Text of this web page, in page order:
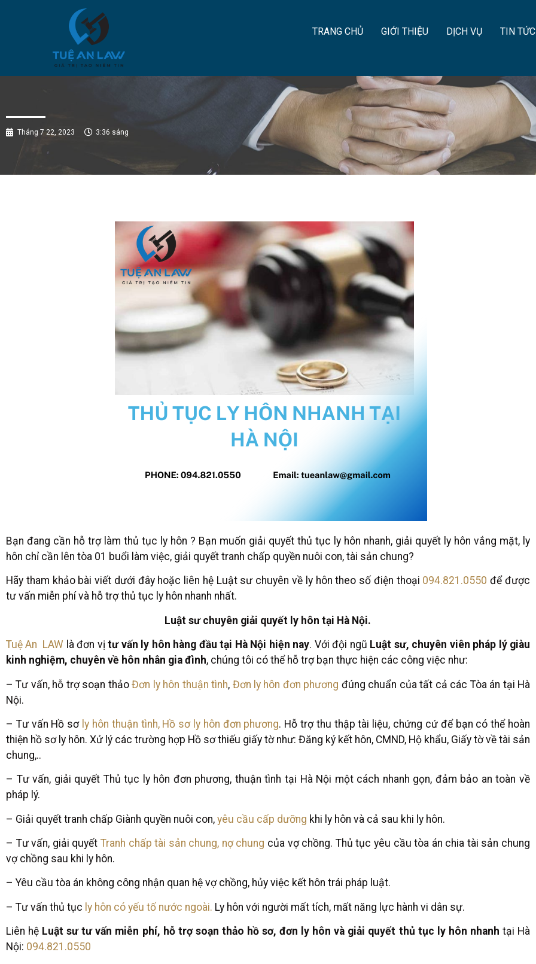
TRANG CHỦ GIỚI THIỆU DỊCH VỤ TIN TỨC
Tháng 7 22, 2023 3:36 sáng
Bạn đang cần hỗ trợ làm thủ tục ly hôn ? Bạn muốn giải quyết thủ tục ly hôn nhanh, giải quyết ly hôn vắng mặt, ly
hôn chỉ cần lên tòa 01 buổi làm việc, giải quyết tranh chấp quyền nuôi con, tài sản chung?
Hãy tham khảo bài viết dưới đây hoặc liên hệ Luật sư chuyên về ly hôn theo số điện thoại 094.821.0550 để được
tư vấn miễn phí và hỗ trợ thủ tục ly hôn nhanh nhất.
Luật sư chuyên giải quyết ly hôn tại Hà Nội.
Tuệ An LAW là đơn vịtư vấn ly hôn hàng đầu tại Hà Nội hiện nay. Với đội ngũ Luật sư, chuyên viên pháp lý giàu
kinh nghiệm, chuyên về hôn nhân gia đình, chúng tôi có thể hỗ trợ bạn thực hiện các công việc như:
– Tư vấn, hỗ trợ soạn thảoĐơn ly hôn thuận tình, Đơn ly hôn đơn phương đúng chuẩn của tất cả các Tòa án tại Hà
Nội.
– Tư vấn Hồ sơly hôn thuận tình,Hồ sơ ly hôn đơn phương. Hỗ trợ thu thập tài liệu, chứng cứ để bạn có thể hoàn
thiện hồ sơ ly hôn. Xử lý các trường hợp Hồ sơ thiếu giấy tờ như: Đăng ký kết hôn, CMND, Hộ khẩu, Giấy tờ về tài sản
chung,..
– Tư vấn, giải quyết Thủ tục ly hôn đơn phương, thuận tình tại Hà Nội một cách nhanh gọn, đảm bảo an toàn về
pháp lý.
– Giải quyết tranh chấp Giành quyền nuôi con, yêu cầu cấp dưỡng khi ly hôn và cả sau khi ly hôn.
– Tư vấn, giải quyết Tranh chấp tài sản chung, nợ chung của vợ chồng. Thủ tục yêu cầu tòa án chia tài sản chung
vợ chồng sau khi ly hôn.
– Yêu cầu tòa án không công nhận quan hệ vợ chồng, hủy việc kết hôn trái pháp luật.
– Tư vấn thủ tục ly hôn có yếu tố nước ngoài. Ly hôn với người mất tích, mất năng lực hành vi dân sự.
Liên hệ Luật sư tư vấn miễn phí, hỗ trợ soạn thảo hồ sơ, đơn ly hôn và giải quyết thủ tục ly hôn nhanh tại Hà
Nội: 094.821.0550